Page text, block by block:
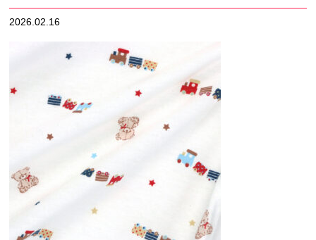
2026.02.16